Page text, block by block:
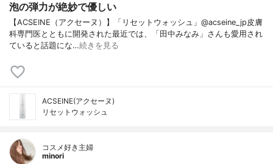
泡の弾力が絶妙で優しい
【ACSEINE（アクセーヌ）】「リセットウォッシュ」@acseine_jp皮膚
科専門医とともに開発された最近では、「田中みなみ」さんも愛用され
ていると話題にな…続きを見る
ACSEINE(アクセーヌ)
リセットウォッシュ
コスメ好き主婦
minori